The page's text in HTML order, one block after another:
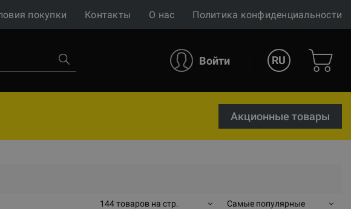
покупки Контакты О нас Политика конфиденциальности
Войти RU
Акционные товары
144 товаров на стр. Самые популярные